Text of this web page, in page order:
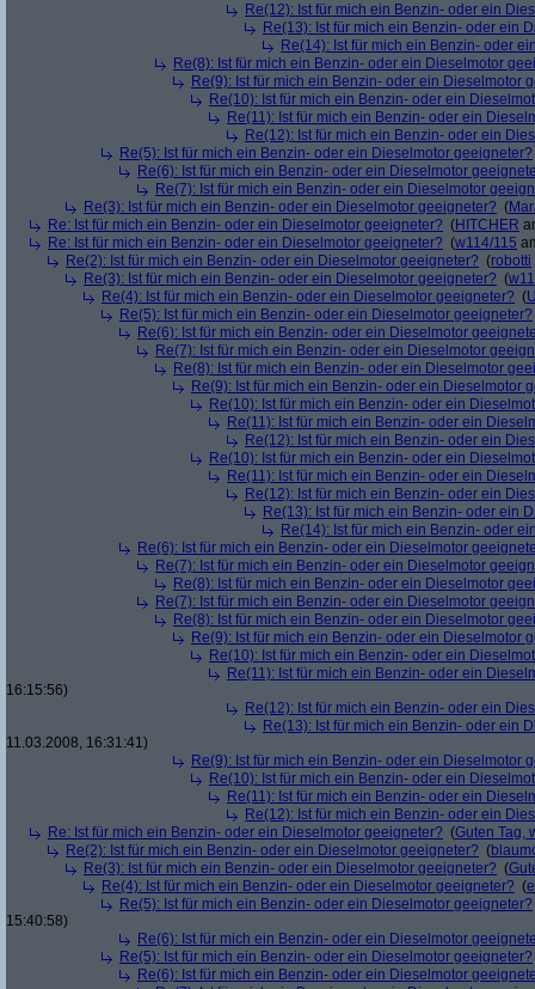
Re(12): Ist für mich ein Benzin- oder ein
Re(13): Ist für mich ein Benzin- oder ein
Re(14): Ist für mich ein Benzin- oder
Re(8): Ist für mich ein Benzin- oder ein Dieselmotor
Re(9): Ist für mich ein Benzin- oder ein Dieselmotor
Re(10): Ist für mich ein Benzin- oder ein
Re(11): Ist für mich ein Benzin- oder ein
Re(12): Ist für mich ein Benzin- oder ein
Re(5): Ist für mich ein Benzin- oder ein Dieselmotor geeigneter?
Re(6): Ist für mich ein Benzin- oder ein Dieselmotor
Re(7): Ist für mich ein Benzin- oder ein Dieselmotor
Re(3): Ist für mich ein Benzin- oder ein Dieselmotor geeigneter? (
Re: Ist für mich ein Benzin- oder ein Dieselmotor geeigneter? (HITCHER
Re: Ist für mich ein Benzin- oder ein Dieselmotor geeigneter? (w114/115
Re(2): Ist für mich ein Benzin- oder ein Dieselmotor geeigneter? (robotti
Re(3): Ist für mich ein Benzin- oder ein Dieselmotor geeigneter? (
Re(4): Ist für mich ein Benzin- oder ein Dieselmotor geeigneter? (
Re(5): Ist für mich ein Benzin- oder ein Dieselmotor geeigneter?
Re(6): Ist für mich ein Benzin- oder ein Dieselmotor
Re(7): Ist für mich ein Benzin- oder ein Dieselmotor
Re(8): Ist für mich ein Benzin- oder ein Dieselmotor
Re(9): Ist für mich ein Benzin- oder ein Dieselmotor
Re(10): Ist für mich ein Benzin- oder ein
Re(11): Ist für mich ein Benzin- oder ein
Re(12): Ist für mich ein Benzin- oder ein
Re(10): Ist für mich ein Benzin- oder ein
Re(11): Ist für mich ein Benzin- oder ein
Re(12): Ist für mich ein Benzin- oder ein
Re(13): Ist für mich ein Benzin- oder ein
Re(14): Ist für mich ein Benzin- oder
Re(6): Ist für mich ein Benzin- oder ein Dieselmotor
Re(7): Ist für mich ein Benzin- oder ein Dieselmotor
Re(8): Ist für mich ein Benzin- oder ein Dieselmotor
Re(7): Ist für mich ein Benzin- oder ein Dieselmotor
Re(8): Ist für mich ein Benzin- oder ein Dieselmotor
Re(9): Ist für mich ein Benzin- oder ein Dieselmotor
Re(10): Ist für mich ein Benzin- oder ein
Re(11): Ist für mich ein Benzin- oder ein
16:15:56)
Re(12): Ist für mich ein Benzin- oder ein
Re(13): Ist für mich ein Benzin- oder ein
11.03.2008, 16:31:41)
Re(9): Ist für mich ein Benzin- oder ein Dieselmotor
Re(10): Ist für mich ein Benzin- oder ein
Re(11): Ist für mich ein Benzin- oder ein
Re(12): Ist für mich ein Benzin- oder ein
Re: Ist für mich ein Benzin- oder ein Dieselmotor geeigneter? (Guten Tag,
Re(2): Ist für mich ein Benzin- oder ein Dieselmotor geeigneter? (
Re(3): Ist für mich ein Benzin- oder ein Dieselmotor geeigneter? (
Re(4): Ist für mich ein Benzin- oder ein Dieselmotor geeigneter? (
Re(5): Ist für mich ein Benzin- oder ein Dieselmotor geeigneter?
15:40:58)
Re(6): Ist für mich ein Benzin- oder ein Dieselmotor
Re(5): Ist für mich ein Benzin- oder ein Dieselmotor geeigneter?
Re(6): Ist für mich ein Benzin- oder ein Dieselmotor